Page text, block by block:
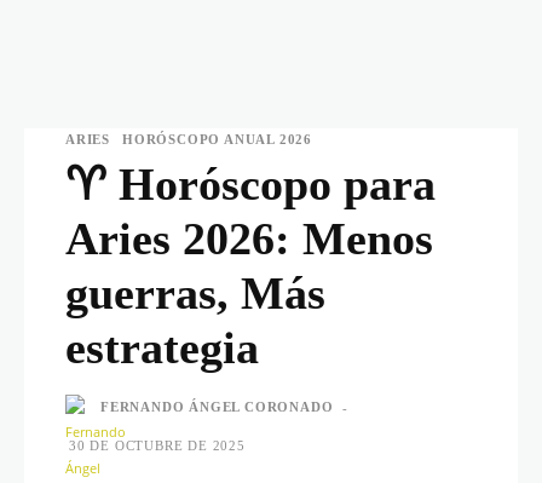
ARIES HORÓSCOPO ANUAL 2026
♈ Horóscopo para
Aries 2026: Menos
guerras, Más
estrategia
FERNANDO ÁNGEL CORONADO -
30 DE OCTUBRE DE 2025